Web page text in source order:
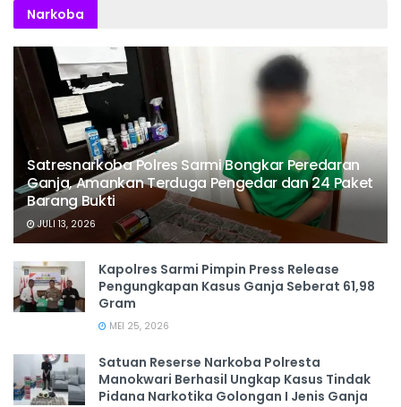
Narkoba
Satresnarkoba Polres Sarmi Bongkar Peredaran
Ganja, Amankan Terduga Pengedar dan 24 Paket
Barang Bukti
JULI 13, 2026
Kapolres Sarmi Pimpin Press Release
Pengungkapan Kasus Ganja Seberat 61,98
Gram
MEI 25, 2026
Satuan Reserse Narkoba Polresta
Manokwari Berhasil Ungkap Kasus Tindak
Pidana Narkotika Golongan I Jenis Ganja